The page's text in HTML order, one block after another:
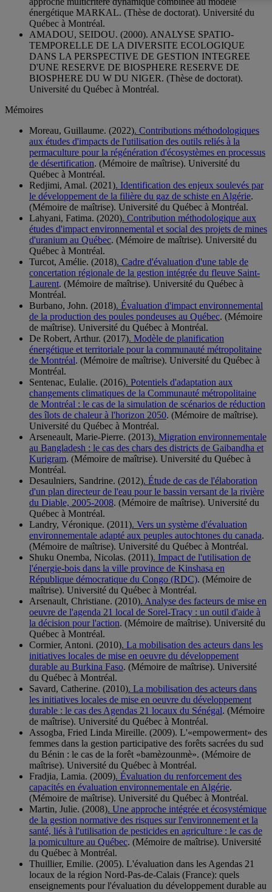
énergétique MARKAL. (Thèse de doctorat). Université du
Québec à Montréal.
AMADOU, SEIDOU. (2000). ANALYSE SPATIO-
TEMPORELLE DE LA DIVERSITE ECOLOGIQUE
DANS LA PERSPECTIVE DE GESTION INTEGREE
D'UNE RESERVE DE BIOSPHERE RESERVE DE
BIOSPHERE DU W DU NIGER. (Thèse de doctorat).
Université du Québec à Montréal.
Mémoires
Moreau, Guillaume. (2022). Contributions méthodologiques
aux études d'impacts de l'utilisation des outils reliés à la
permaculture pour la régénération d'écosystèmes en processus
de désertification. (Mémoire de maîtrise). Université du
Québec à Montréal.
Redjimi, Amal. (2021). Identification des enjeux soulevés par
le développement de la filière du gaz de schiste en Algérie.
(Mémoire de maîtrise). Université du Québec à Montréal.
Lahyani, Fatima. (2020). Contribution méthodologique aux
études d'impact environnemental et social des projets de mines
d'uranium au Québec. (Mémoire de maîtrise). Université du
Québec à Montréal.
Turcot, Amélie. (2018). Cadre d'évaluation d'une table de
concertation régionale de la gestion intégrée du fleuve Saint-
Laurent. (Mémoire de maîtrise). Université du Québec à
Montréal.
Burbano, John. (2018). Évaluation d'impact environnemental
de la production des poules pondeuses au Québec. (Mémoire
de maîtrise). Université du Québec à Montréal.
De Robert, Arthur. (2017). Modèle de planification
énergétique et territoriale pour la communauté métropolitaine
de Montréal. (Mémoire de maîtrise). Université du Québec à
Montréal.
Sentenac, Eulalie. (2016). Potentiels d'adaptation aux
changements climatiques de la Communauté métropolitaine
de Montréal : le cas de la simulation de scénarios de réduction
des îlots de chaleur à l'horizon 2050. (Mémoire de maîtrise).
Université du Québec à Montréal.
Arseneault, Marie-Pierre. (2013). Migration environnementale
au Bangladesh : le cas des chars des districts de Gaibandha et
Kurigram. (Mémoire de maîtrise). Université du Québec à
Montréal.
Desaulniers, Sandrine. (2012). Étude de cas de l'élaboration
d'un plan directeur de l'eau pour le bassin versant de la rivière
du Diable, 2005-2008. (Mémoire de maîtrise). Université du
Québec à Montréal.
Landry, Véronique. (2011). Vers un système d'évaluation
environnementale adapté aux peuples autochtones du canada.
(Mémoire de maîtrise). Université du Québec à Montréal.
Shuku Onemba, Nicolas. (2011). Impact de l'utilisation de
l'énergie-bois dans la ville province de Kinshasa en
République démocratique du Congo (RDC). (Mémoire de
maîtrise). Université du Québec à Montréal.
Arsenault, Christiane. (2010). Analyse des facteurs de mise en
oeuvre de l'agenda 21 local de Sorel-Tracy : un outil d'aide à
la décision pour l'action. (Mémoire de maîtrise). Université du
Québec à Montréal.
Cormier, Antoni. (2010). La mobilisation des acteurs dans les
initiatives locales de mise en oeuvre du développement
durable au Burkina Faso. (Mémoire de maîtrise). Université
du Québec à Montréal.
Savard, Catherine. (2010). La mobilisation des acteurs dans
les initiatives locales de mise en oeuvre du développement
durable : le cas des Agendas 21 locaux du Sénégal. (Mémoire
de maîtrise). Université du Québec à Montréal.
Assogba, Fried Linda Mireille. (2009). L'«empowerment» des
femmes dans la gestion participative des forêts sacrées du sud
du Bénin : le cas de la forêt «bamèzounmè». (Mémoire de
maîtrise). Université du Québec à Montréal.
Fradjia, Lamia. (2009). Évaluation du renforcement des
capacités en évaluation environnementale en Algérie.
(Mémoire de maîtrise). Université du Québec à Montréal.
Martin, Julie. (2008). Une approche intégrée et écosystémique
de la gestion normative des risques sur l'environnement et la
santé, liés à l'utilisation de pesticides en agriculture : le cas de
la pomiculture au Québec. (Mémoire de maîtrise). Université
du Québec à Montréal.
Thuillier, Emilie. (2005). L'évaluation dans les Agendas 21
locaux de la région Nord-Pas-de-Calais (France): quels
enseignements pour l'évaluation du développement durable au